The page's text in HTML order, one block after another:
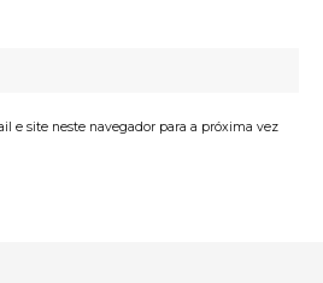
e site neste navegador para a próxima vez